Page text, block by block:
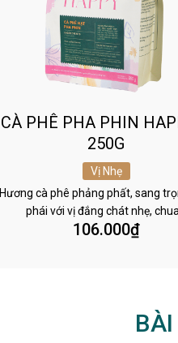
CÀ PHÊ PHA PHIN
250G
Vị Nhẹ
Hương cà phê phảng phất, sang
phái với vị đắng chát nhẹ,
106.000₫